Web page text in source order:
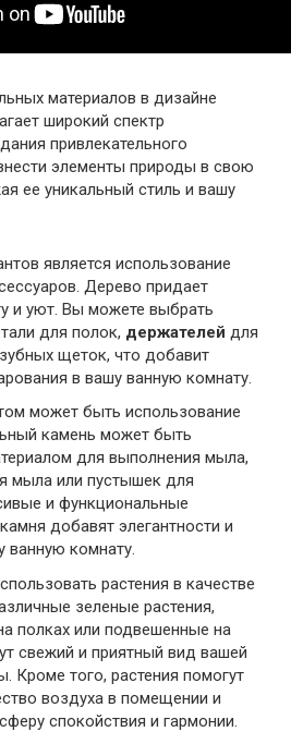
материалов в дизайне
широкий спектр
привлекательного
элементы природы в свою
ее уникальный стиль и вашу
является использование
Дерево придает
и уют. Вы можете выбрать
для полок, держателей для
щеток, что добавит
в вашу ванную комнату.
может быть использование
камень может быть
для выполнения мыла,
мыла или пустышек для
и функциональные
добавят элегантности и
ванную комнату.
растения в качестве
зеленые растения,
полках или подвешенные на
свежий и приятный вид вашей
Кроме того, растения помогут
воздуха в помещении и
спокойствия и гармонии.